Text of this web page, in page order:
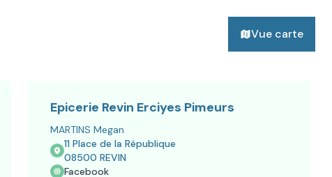
Vue carte
Epicerie Revin Erciyes Pimeurs
MARTINS Megan
11 Place de la République
08500 REVIN
Facebook